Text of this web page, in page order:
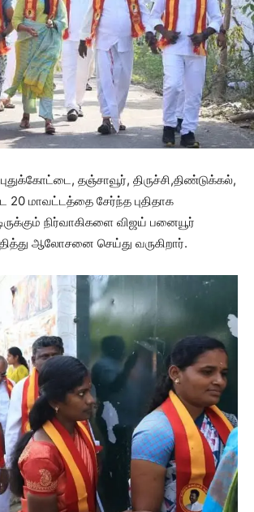
தஞ்சாவூர், திருச்சி,திண்டுக்கல்,
20 மாவட்டத்தை சேர்ந்த புதிதாக
நிர்வாகிகளை விஜய் பனையூர்
ஆலோசனை செய்து வருகிறார்.